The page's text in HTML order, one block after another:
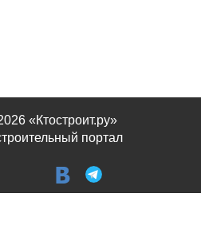
«Ктостроит.ру»
портал